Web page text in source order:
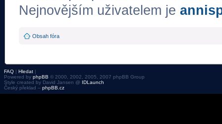
Nejnovějším uživatelem je
Obsah fóra
FAQ | Hledat |
Powered by phpBB © 2000, 2002, 2005, 2007 phpBB Group
Style created by David Jansen @ IDLaunch
Český překlad – phpBB.cz